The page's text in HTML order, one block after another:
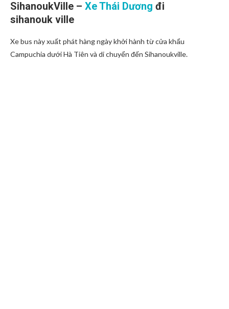
SihanoukVille – Xe Thái Dương đi
sihanouk ville
Xe bus này xuất phát hàng ngày khởi hành từ cửa khẩu
Campuchia dưới Hà Tiên và di chuyển đến Sihanoukville.